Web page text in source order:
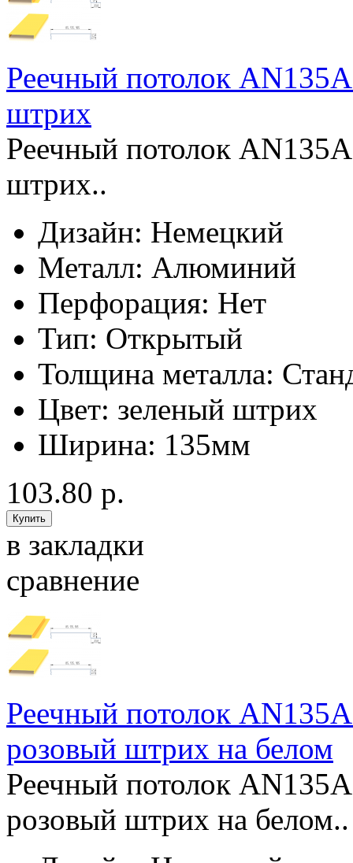
Реечный потолок
штрих
Реечный потолок
штрих..
Дизайн: Немецкий
Металл: Алюминий
Перфорация: Нет
Тип: Открытый
Толщина металла:
Цвет: зеленый штрих
Ширина: 135мм
103.80 р.
в закладки
сравнение
Реечный потолок
розовый штрих на белом
Реечный потолок
розовый штрих на белом..